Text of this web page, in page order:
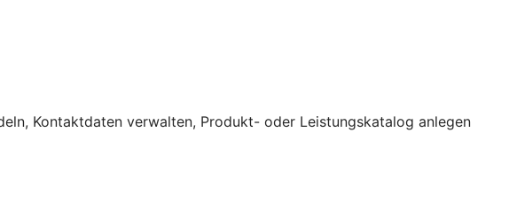
Kontaktdaten verwalten, Produkt- oder Leistungskatalog anlegen